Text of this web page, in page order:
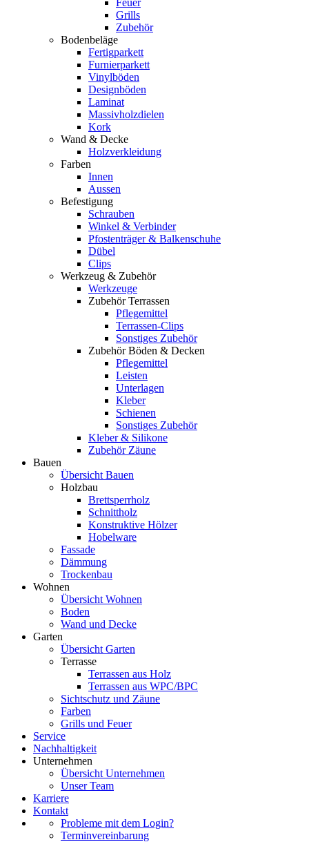
Grills
Zubehör
Bodenbeläge
Fertigparkett
Furnierparkett
Vinylböden
Designböden
Laminat
Massivholzdielen
Kork
Wand & Decke
Holzverkleidung
Farben
Innen
Aussen
Befestigung
Schrauben
Winkel & Verbinder
Pfostenträger & Balkenschuhe
Dübel
Clips
Werkzeug & Zubehör
Werkzeuge
Zubehör Terrassen
Pflegemittel
Terrassen-Clips
Sonstiges Zubehör
Zubehör Böden & Decken
Pflegemittel
Leisten
Unterlagen
Kleber
Schienen
Sonstiges Zubehör
Kleber & Silikone
Zubehör Zäune
Bauen
Übersicht Bauen
Holzbau
Brettsperrholz
Schnittholz
Konstruktive Hölzer
Hobelware
Fassade
Dämmung
Trockenbau
Wohnen
Übersicht Wohnen
Boden
Wand und Decke
Garten
Übersicht Garten
Terrasse
Terrassen aus Holz
Terrassen aus WPC/BPC
Sichtschutz und Zäune
Farben
Grills und Feuer
Service
Nachhaltigkeit
Unternehmen
Übersicht Unternehmen
Unser Team
Karriere
Kontakt
Probleme mit dem Login?
Terminvereinbarung